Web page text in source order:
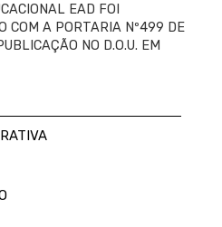
EAD FOI
COM A PORTARIA Nº499 DE
NO D.O.U. EM